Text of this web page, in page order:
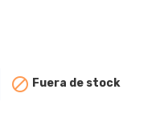
 Fuera de stock